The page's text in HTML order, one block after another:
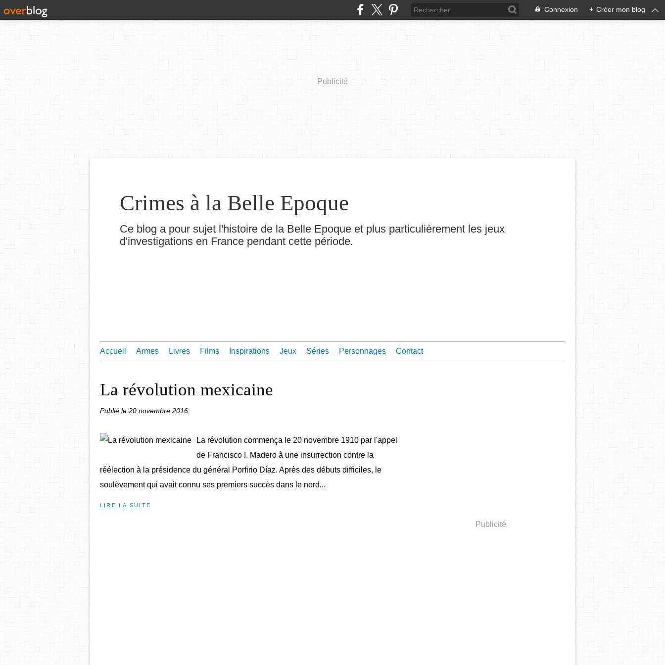
Connexion + Créer mon blog
Publicité
Crimes à la Belle Epoque
Ce blog a pour sujet l'histoire de la Belle Epoque et plus particulièrement les jeux
d'investigations en France pendant cette période.
Accueil Armes Livres Films Inspirations Jeux Séries Personnages Contact
La révolution mexicaine
Publié le 20 novembre 2016
La révolution commença le 20 novembre 1910 par l'appel
de Francisco I. Madero à une insurrection contre la
réélection à la présidence du général Porfirio Díaz. Après des débuts difficiles, le
soulèvement qui avait connu ses premiers succès dans le nord...
LIRE LA SUITE
Publicité